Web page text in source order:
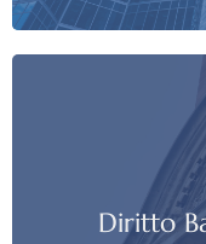
Diritto